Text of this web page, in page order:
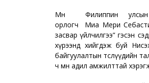
Мөн Филиппин улсын
орлогч Миа Мери
засвар үйлчилгээ” гэсэн
хүрээнд хийгдэж буй
байгуулалтын төслүүдийн
ч мөн адил амжилттай